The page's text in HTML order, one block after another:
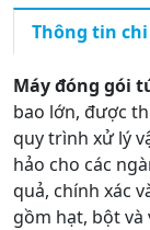
Thông tin
Máy đóng gói
bao lớn, được
quy trình xử lý
hảo cho các
quả, chính xác
gồm hạt, bột